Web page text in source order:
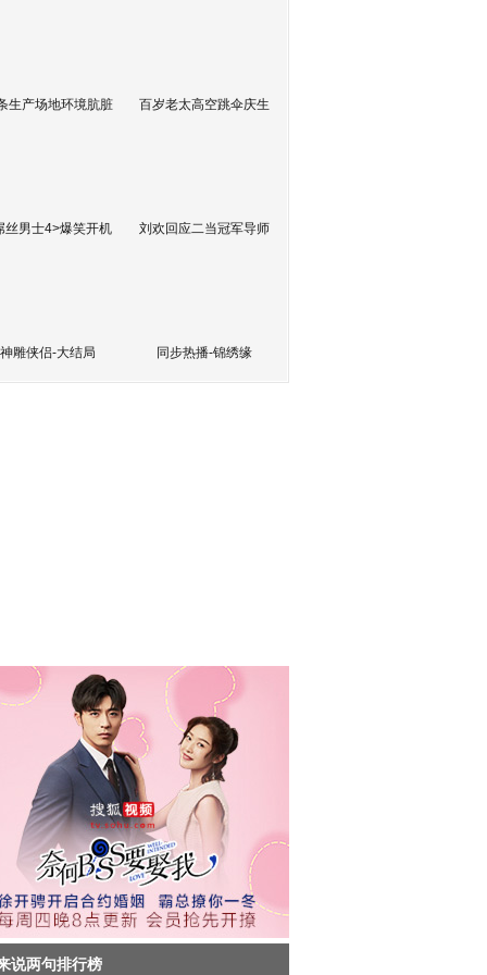
生产场地环境肮脏 百岁老太高空跳伞庆生
丝男士4>爆笑开机 刘欢回应二当冠军导师
神雕侠侣-大结局 同步热播-锦绣缘
说两句排行榜